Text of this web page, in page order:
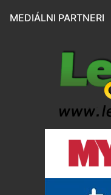
MEDIÁLNI PARTNERI